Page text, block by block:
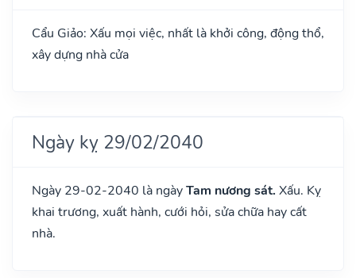
Cẩu Giảo: Xấu mọi việc, nhất là khởi công, động thổ,
xây dựng nhà cửa
Ngày kỵ 29/02/2040
Ngày 29-02-2040 là ngàyTam nương sát. Xấu. Kỵ
khai trương, xuất hành, cưới hỏi, sửa chữa hay cất
nhà.